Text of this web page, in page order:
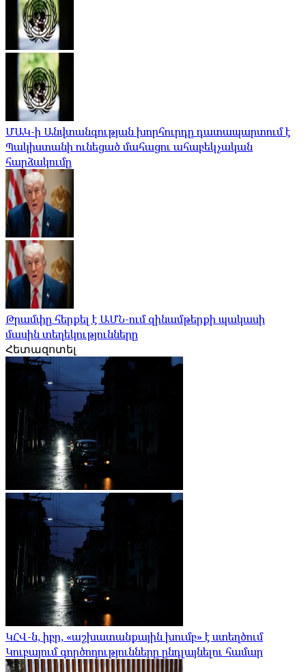
ՄԱԿ-ի Անվտանգության խորհուրդը դատապարտում է
Պակիստանի ունեցած մահացու ահաբեկչական
հարձակումը
Թրամփը հերքել է ԱՄՆ-ում զինամթերքի պակասի
մասին տեղեկությունները
Հետազոտել
ԿՀՎ-ն, իբր, «աշխատանքային խումբ» է ստեղծում
Կուբայում գործողությունները ընդլայնելու համար